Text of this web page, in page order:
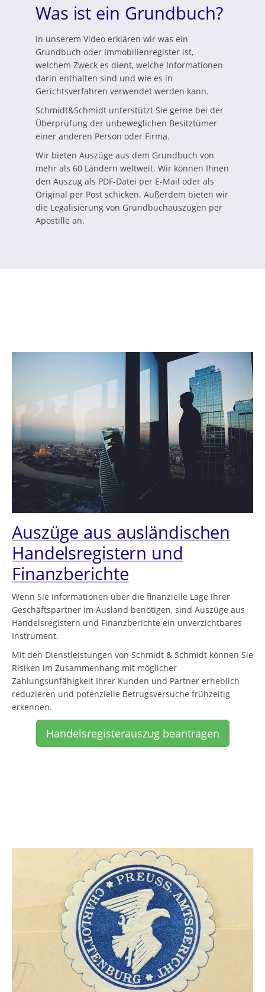
Was ist ein Grundbuch?
In unserem Video erklären wir was ein
Grundbuch oder Immobilienregister ist,
welchem Zweck es dient, welche Informationen
darin enthalten sind und wie es in
Gerichtsverfahren verwendet werden kann.
Schmidt&Schmidt unterstützt Sie gerne bei der
Überprüfung der unbeweglichen Besitztümer
einer anderen Person oder Firma.
Wir bieten Auszüge aus dem Grundbuch von
mehr als 60 Ländern weltweit. Wir können Ihnen
den Auszug als PDF-Datei per E-Mail oder als
Original per Post schicken. Außerdem bieten wir
die Legalisierung von Grundbuchauszügen per
Apostille an.
Auszüge aus ausländischen
Handelsregistern und
Finanzberichte
Wenn Sie Informationen über die finanzielle Lage Ihrer
Geschäftspartner im Ausland benötigen, sind Auszüge aus
Handelsregistern und Finanzberichte ein unverzichtbares
Instrument.
Mit den Dienstleistungen von Schmidt & Schmidt können Sie
Risiken im Zusammenhang mit möglicher
Zahlungsunfähigkeit Ihrer Kunden und Partner erheblich
reduzieren und potenzielle Betrugsversuche frühzeitig
erkennen.
Handelsregisterauszug beantragen